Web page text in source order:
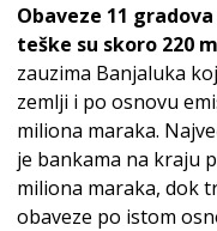
Obaveze 11
teške su skoro 220
zauzima Banjaluka
zemlji i po osnovu
miliona maraka.
je bankama na kraju
miliona maraka, dok
obaveze po istom